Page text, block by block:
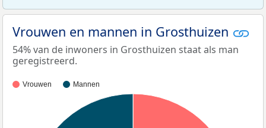
Vrouwen en mannen in Grosthuizen
54% van de inwoners in Grosthuizen staat als man
geregistreerd.
Vrouwen Mannen